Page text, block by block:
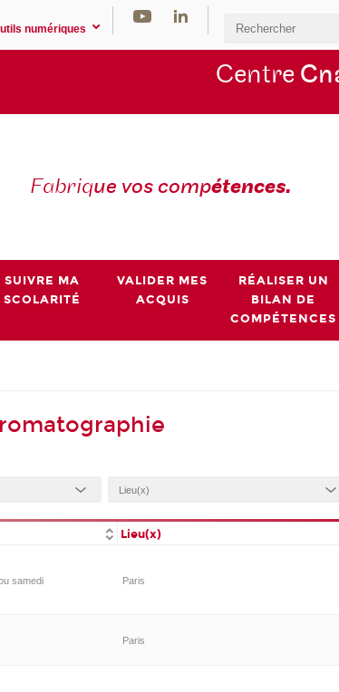
numériques
Centre
Fabrique vos compétences.
SUIVRE MA
SCOLARITÉ
VALIDER MES
ACQUIS
RÉALISER UN
BILAN DE
COMPÉTENCES
Lieu(x)
samedi Paris
Paris